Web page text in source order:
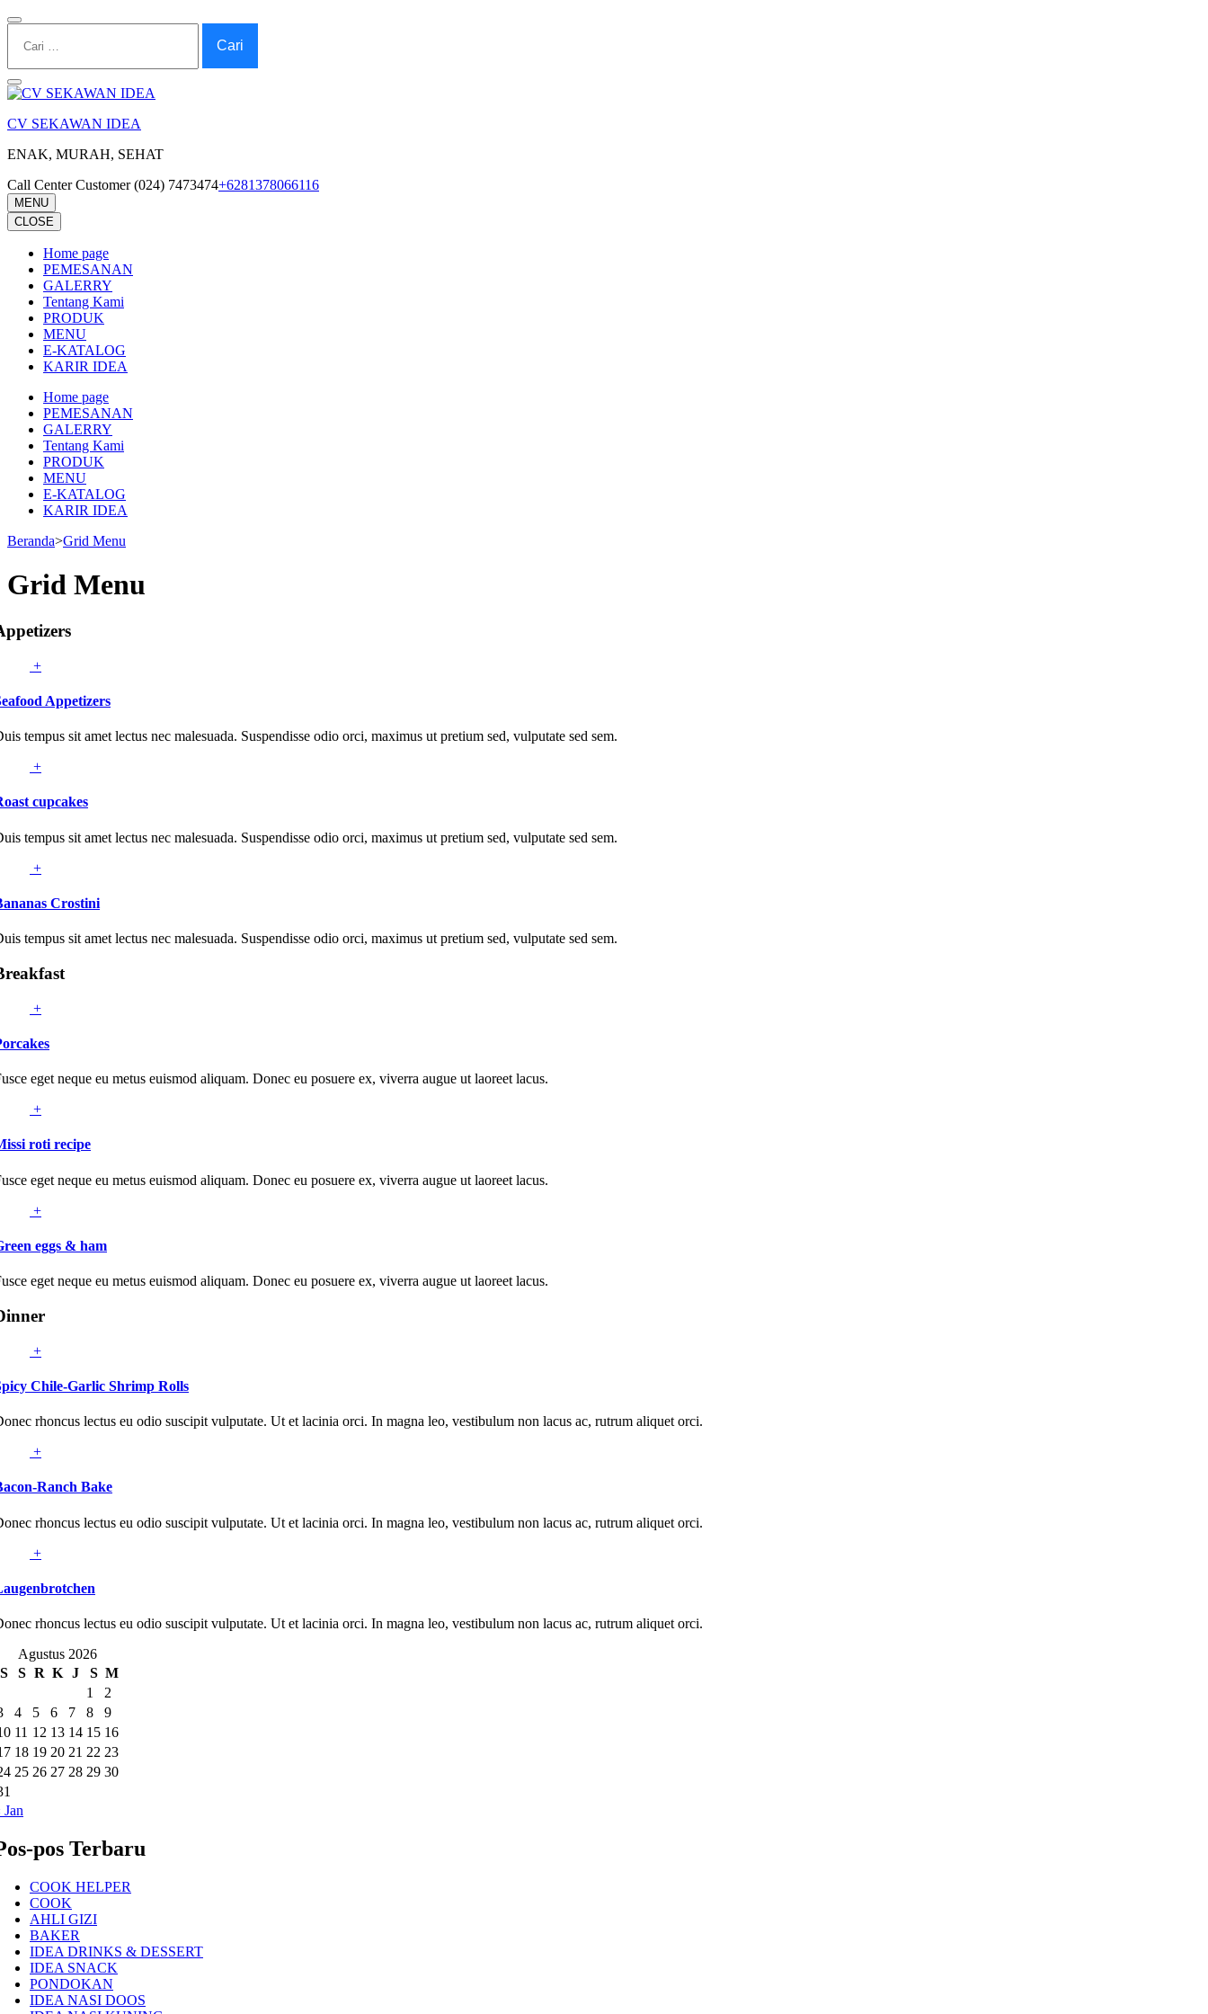
Lompat
konten
Enter)
untuk:
CV SEKAWAN IDEA
ENAK, MURAH, SEHAT
Call Center Customer (024) 7473474+6281378066116
MENU
CLOSE
Home page
PEMESANAN
GALERRY
Tentang Kami
PRODUK
MENU
E-KATALOG
KARIR IDEA
Home page
PEMESANAN
GALERRY
Tentang Kami
PRODUK
MENU
E-KATALOG
KARIR IDEA
Beranda>Grid Menu
Grid Menu
+
Appetizers
tempus sit amet lectus nec malesuada. Suspendisse odio orci, maximus ut pretium sed, vulputate sed sem.
+
cupcakes
tempus sit amet lectus nec malesuada. Suspendisse odio orci, maximus ut pretium sed, vulputate sed sem.
+
Crostini
tempus sit amet lectus nec malesuada. Suspendisse odio orci, maximus ut pretium sed, vulputate sed sem.
+
eget neque eu metus euismod aliquam. Donec eu posuere ex, viverra augue ut laoreet lacus.
+
roti recipe
eget neque eu metus euismod aliquam. Donec eu posuere ex, viverra augue ut laoreet lacus.
+
eggs & ham
eget neque eu metus euismod aliquam. Donec eu posuere ex, viverra augue ut laoreet lacus.
+
Chile-Garlic Shrimp Rolls
rhoncus lectus eu odio suscipit vulputate. Ut et lacinia orci. In magna leo, vestibulum non lacus ac, rutrum aliquet orci.
+
Ranch Bake
rhoncus lectus eu odio suscipit vulputate. Ut et lacinia orci. In magna leo, vestibulum non lacus ac, rutrum aliquet orci.
+
rhoncus lectus eu odio suscipit vulputate. Ut et lacinia orci. In magna leo, vestibulum non lacus ac, rutrum aliquet orci.
Agustus 2026
S
S R K J S M
1
2
4 5 6 7 8
9
11 12 13 14 15 16
18 19 20 21 22 23
25 26 27 28 29 30
Jan
pos Terbaru
COOK HELPER
COOK
AHLI GIZI
BAKER
IDEA DRINKS & DESSERT
IDEA SNACK
PONDOKAN
IDEA NASI DOOS